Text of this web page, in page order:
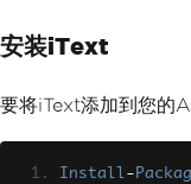
安装iText
要将iText添加到您的
Install-